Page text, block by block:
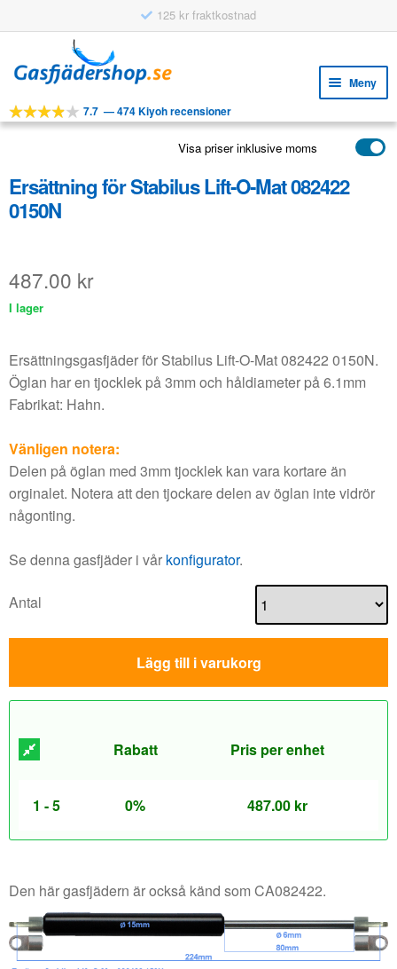
125 kr fraktkostnad
till
navigering
till
innehåll
Meny
VERKTYG
APPLIKATIONER
KUNDSERVICE
7.7 —474 Kiyoh recensioner
Visa priser inklusive moms
Ersättning för Stabilus Lift-O-Mat 082422
0150N
487.00 kr
I lager
Ersättningsgasfjäder för Stabilus Lift-O-Mat 082422 0150N.
Öglan har en tjocklek på 3mm och håldiameter på 6.1mm
Fabrikat: Hahn.
Vänligen notera:
Delen på öglan med 3mm tjocklek kan vara kortare än
orginalet. Notera att den tjockare delen av öglan inte vidrör
någonting.
Se denna gasfjäder i vår konfigurator.
Antal
Lägg till i varukorg
Rabatt Pris per enhet
1 - 5 0% 487.00 kr
Den här gasfjädern är också känd som CA082422.